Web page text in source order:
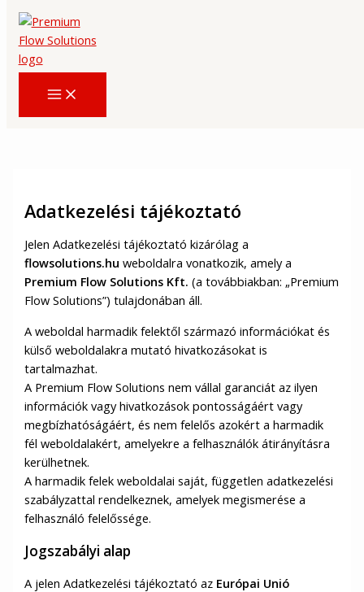
Skip
content
Adatkezelési tájékoztató
Jelen Adatkezelési tájékoztató kizárólag a
flowsolutions.hu weboldalra vonatkozik, amely a
Premium Flow Solutions Kft. (a továbbiakban: „Premium
Flow Solutions”) tulajdonában áll.
A weboldal harmadik felektől származó információkat és
külső weboldalakra mutató hivatkozásokat is
tartalmazhat.
A Premium Flow Solutions nem vállal garanciát az ilyen
információk vagy hivatkozások pontosságáért vagy
megbízhatóságáért, és nem felelős azokért a harmadik
fél weboldalakért, amelyekre a felhasználók átirányításra
kerülhetnek.
A harmadik felek weboldalai saját, független adatkezelési
szabályzattal rendelkeznek, amelyek megismerése a
felhasználó felelőssége.
Jogszabályi alap
A jelen Adatkezelési tájékoztató az Európai Unió